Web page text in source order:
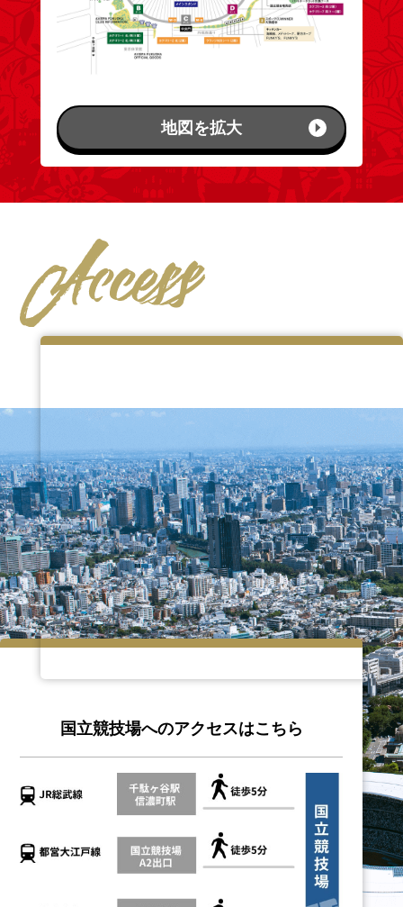
地図を拡大
国立競技場へのアクセスはこちら